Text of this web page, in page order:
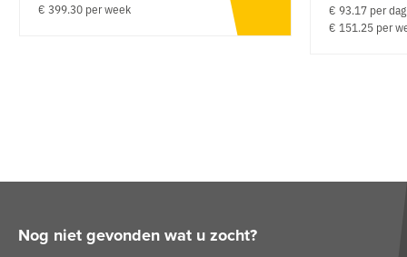
€ 399.30 per week
€ 93.17 per dag
€ 151.25 per
Nog niet gevonden wat u zocht?